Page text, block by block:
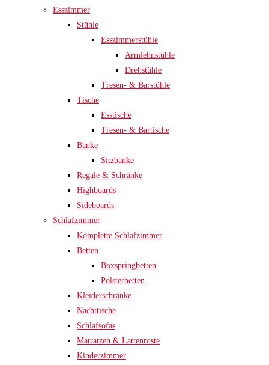
Esszimmer
Stühle
Esszimmerstühle
Armlehnstühle
Drehstühle
Tresen- & Barstühle
Tische
Esstische
Tresen- & Bartische
Bänke
Sitzbänke
Regale & Schränke
Highboards
Sideboards
Schlafzimmer
Komplette Schlafzimmer
Betten
Boxspringbetten
Polsterbetten
Kleiderschränke
Nachttische
Schlafsofas
Matratzen & Lattenroste
Kinderzimmer